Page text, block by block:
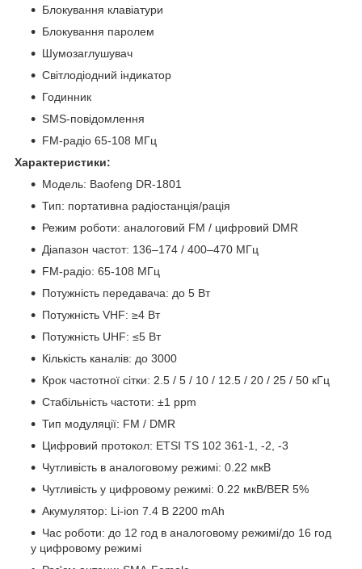
Блокування клавіатури
Блокування паролем
Шумозаглушувач
Світлодіодний індикатор
Годинник
SMS-повідомлення
FM-радіо 65-108 МГц
Характеристики:
Модель: Baofeng DR-1801
Тип: портативна радіостанція/рація
Режим роботи: аналоговий FM / цифровий DMR
Діапазон частот: 136–174 / 400–470 МГц
FM-радіо: 65-108 МГц
Потужність передавача: до 5 Вт
Потужність VHF: ≥4 Вт
Потужність UHF: ≤5 Вт
Кількість каналів: до 3000
Крок частотної сітки: 2.5 / 5 / 10 / 12.5 / 20 / 25 / 50 кГц
Стабільність частоти: ±1 ppm
Тип модуляції: FM / DMR
Цифровий протокол: ETSI TS 102 361-1, -2, -3
Чутливість в аналоговому режимі: 0.22 мкВ
Чутливість у цифровому режимі: 0.22 мкВ/BER 5%
Акумулятор: Li-ion 7.4 В 2200 mAh
Час роботи: до 12 год в аналоговому режимі/до 16 год
у цифровому режимі